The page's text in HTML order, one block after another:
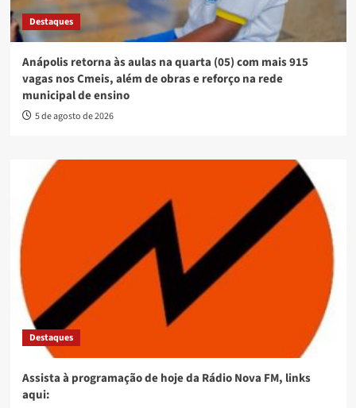
Destaques
Anápolis retorna às aulas na quarta (05) com mais 915
vagas nos Cmeis, além de obras e reforço na rede
municipal de ensino
5 de agosto de 2026
Destaques
Assista à programação de hoje da Rádio Nova FM, links
aqui: